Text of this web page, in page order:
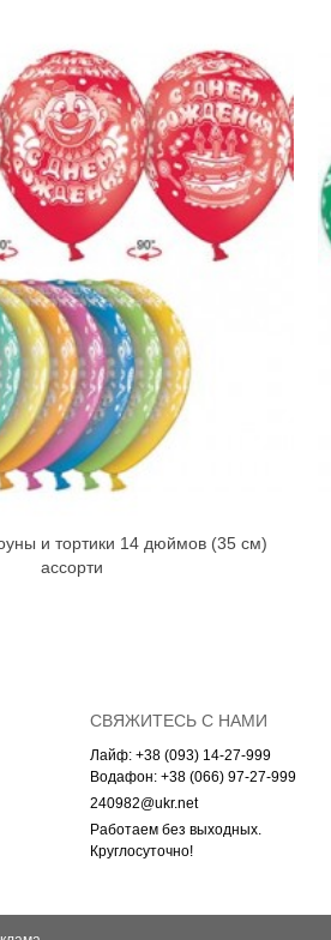
и тортики 14 дюймов (35 см)
ассорти
СВЯЖИТЕСЬ С НАМИ
Лайф: +38 (093) 14-27-999
Водафон: +38 (066) 97-27-999
240982@ukr.net
Работаем без выходных.
Круглосуточно!